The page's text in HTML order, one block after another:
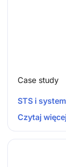
Case study
STS i
Czytaj